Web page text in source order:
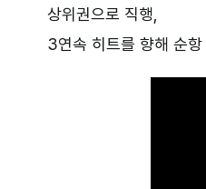
상위권으로 직행,
3연속 히트를 향해 순항